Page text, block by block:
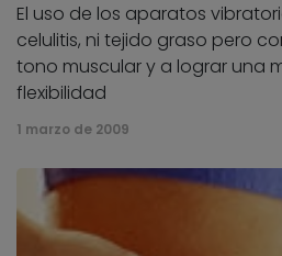
El uso de los aparatos
celulitis, ni tejido graso pero
tono muscular y a lograr una
flexibilidad
1 marzo de 2009